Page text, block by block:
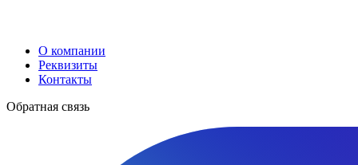
О компании
Реквизиты
Контакты
Обратная связь